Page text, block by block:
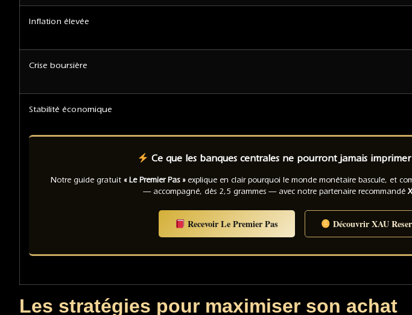
Inflation élevée
Crise boursière
Stabilité économique
Ce que les banques centrales ne pourront jamais
Notre guide gratuit « Le Premier Pas »explique en clair pourquoi le monde monétaire bascule, et
— accompagné, dès 2,5 grammes — avec notre partenaire recommandé
Recevoir Le Premier Pas Découvrir XAU
Les stratégies pour maximiser son achat